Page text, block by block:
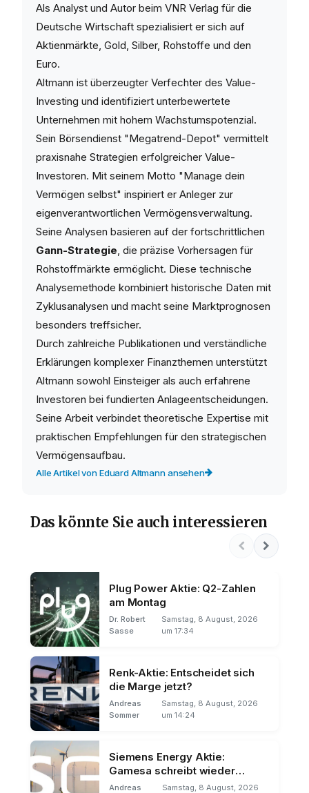
Als Analyst und Autor beim VNR Verlag für die
Deutsche Wirtschaft spezialisiert er sich auf
Aktienmärkte, Gold, Silber, Rohstoffe und den
Euro.
Altmann ist überzeugter Verfechter des Value-
Investing und identifiziert unterbewertete
Unternehmen mit hohem Wachstumspotenzial.
Sein Börsendienst "Megatrend-Depot" vermittelt
praxisnahe Strategien erfolgreicher Value-
Investoren. Mit seinem Motto "Manage dein
Vermögen selbst" inspiriert er Anleger zur
eigenverantwortlichen Vermögensverwaltung.
Seine Analysen basieren auf der fortschrittlichen
Gann-Strategie , die präzise Vorhersagen für
Rohstoffmärkte ermöglicht. Diese technische
Analysemethode kombiniert historische Daten mit
Zyklusanalysen und macht seine Marktprognosen
besonders treffsicher.
Durch zahlreiche Publikationen und verständliche
Erklärungen komplexer Finanzthemen unterstützt
Altmann sowohl Einsteiger als auch erfahrene
Investoren bei fundierten Anlageentscheidungen.
Seine Arbeit verbindet theoretische Expertise mit
praktischen Empfehlungen für den strategischen
Vermögensaufbau.
Alle Artikel von Eduard Altmann ansehen
Das könnte Sie auch interessieren
Plug Power Aktie: Q2-Zahlen
am Montag
Dr. Robert
Sasse
Samstag, 8 August, 2026
um 17:34
Renk-Aktie: Entscheidet sich
die Marge jetzt?
Andreas
Sommer
Samstag, 8 August, 2026
um 14:24
Siemens Energy Aktie:
Gamesa schreibt wieder
schwarze Zahlen
Andreas
Samstag, 8 August, 2026